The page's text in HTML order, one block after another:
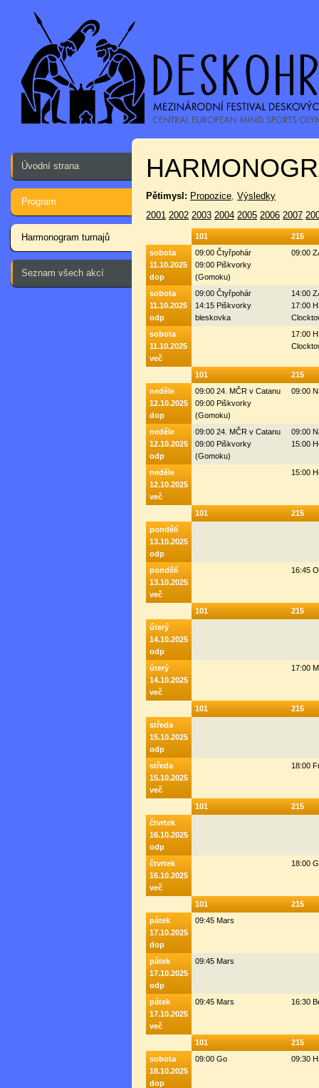
Úvodní strana
Program
Harmonogram turnajů
Seznam všech akcí
Pětimysl: Propozice, Výsledky
2001 2002 2003 2004 2005 2006 2007
101
215
sobota
11.10.2025
dop
09:00 Čtyřpohár
09:00 Piškvorky
(Gomoku)
09:00
sobota
11.10.2025
odp
09:00 Čtyřpohár
14:15 Piškvorky
bleskovka
14:00
17:00
sobota
11.10.2025
več
17:00
101
215
neděle
12.10.2025
dop
09:00 24. MČR v Catanu
09:00 Piškvorky
(Gomoku)
09:00
neděle
12.10.2025
odp
09:00 24. MČR v Catanu
09:00 Piškvorky
(Gomoku)
09:00
15:00
neděle
12.10.2025
več
15:00
101
215
pondělí
13.10.2025
odp
pondělí
13.10.2025
več
16:45
101
215
úterý
14.10.2025
odp
úterý
14.10.2025
več
17:00
101
215
středa
15.10.2025
odp
středa
15.10.2025
več
18:00
101
215
čtvrtek
16.10.2025
odp
čtvrtek
16.10.2025
več
18:00
101
215
pátek
17.10.2025
dop
09:45 Mars
pátek
17.10.2025
odp
09:45 Mars
pátek
17.10.2025
več
09:45 Mars 16:30
101
215
sobota
18.10.2025
dop
09:00 Go 09:30